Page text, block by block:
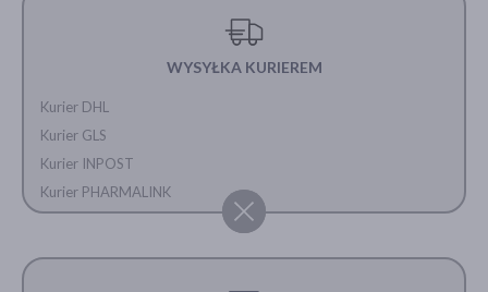
WYSYŁKA KURIEREM
Kurier DHL
Kurier GLS
Kurier INPOST
Kurier PHARMALINK